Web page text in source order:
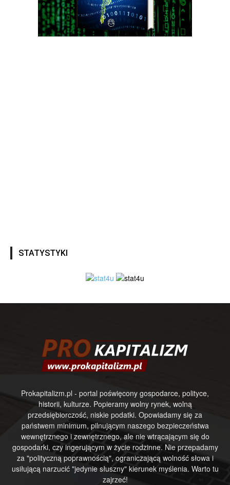
STATYSTYKI
Prokapitalizm.pl - portal poświęcony gospodarce, polityce,
historii, kulturze. Popieramy wolny rynek, wolną
przedsiębiorczość, niskie podatki. Opowiadamy się za
państwem minimum, pilnującym naszego bezpieczeństwa
wewnętrznego i zewnętrznego, ale nie wtrącającym się do
gospodarki, czy ingerującym w życie rodzinne. Nie przepadamy
za "polityczną poprawnością", ograniczającą wolność słowa i
usiłującą narzucić "jedynie słuszny" kierunek myślenia. Warto tu
zajrzeć!